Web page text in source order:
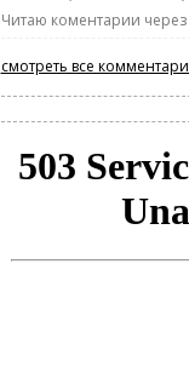
Читаю коментарии
смотреть все